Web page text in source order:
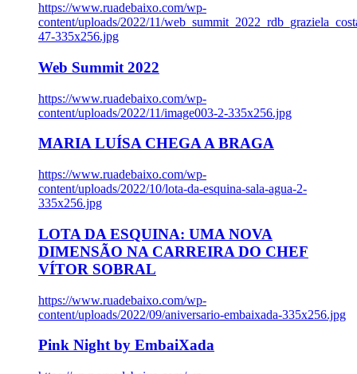
https://www.ruadebaixo.com/wp-
content/uploads/2022/11/
47-335x256.jpg
Web Summit 2022
https://www.ruadebaixo.com/wp-
content/uploads/2022/11/image003-2-335x256.jpg
MARIA LUÍSA CHEGA A BRAGA
https://www.ruadebaixo.com/wp-
content/uploads/2022/10/lota-da-esquina-sala-agua-2-
335x256.jpg
LOTA DA ESQUINA: UMA NOVA
DIMENSÃO NA CARREIRA DO CHEF
VÍTOR SOBRAL
https://www.ruadebaixo.com/wp-
content/uploads/2022/09/aniversario-embaixada-335x256.jpg
Pink Night by EmbaiXada